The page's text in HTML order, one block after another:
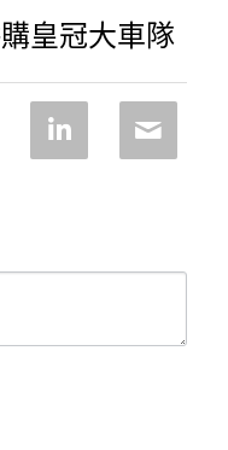
皇冠大車隊